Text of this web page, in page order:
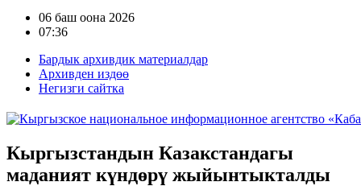
06 баш оона 2026
07:36
Бардык архивдик материалдар
Архивден издөө
Негизги сайтка
Кыргызстандын Казакстандагы
маданият күндөрү жыйынтыкталды